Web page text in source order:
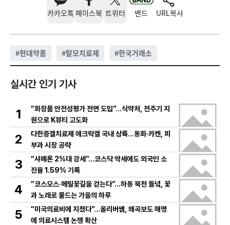
카카오톡 페이스북 트위터 밴드 URL복사
#현대약품 #탈모치료제 #한국거래소
실시간 인기 기사
1
“화장품 안전성평가 전면 도입”…식약처, 전주기 지
원으로 K뷰티 고도화
2
다한증겔치료제 에크락겔 국내 상륙…동화·카켄, 피
부과 시장 공략
3
“샤페론 2%대 강세”…코스닥 약세에도 외국인 소
진율 1.59% 기록
4
“코스모스·메밀꽃길을 걷는다”…하동 북천 들녘, 꽃
과 노래로 물드는 가을의 하루
5
“미국의료비에 지쳤다”…올리버쌤, 왜곡보도 해명
에 의료시스템 논쟁 확산